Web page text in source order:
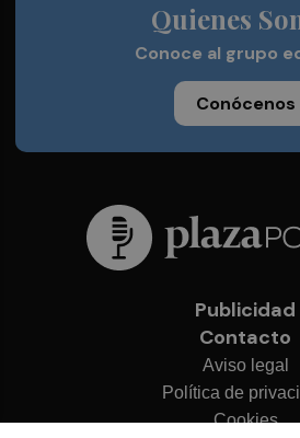
Quienes
Conoce al grupo
Conócenos
Publicidad
Contacto
Aviso legal
Política de
Cookies